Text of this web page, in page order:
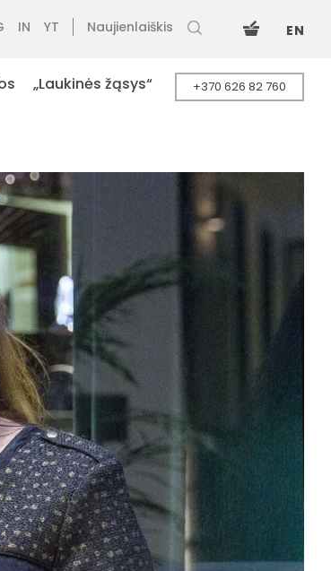
IN YT Naujienlaiškis EN
„Laukinės žąsys“ +370 626 82 760